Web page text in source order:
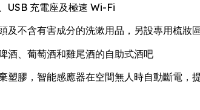
USB 充電座及極速 Wi-Fi
及不含有害成分的洗漱用品，另設專用梳妝
酒、葡萄酒和雞尾酒的自助式酒吧
膠，智能感應器在空間無人時自動斷電，